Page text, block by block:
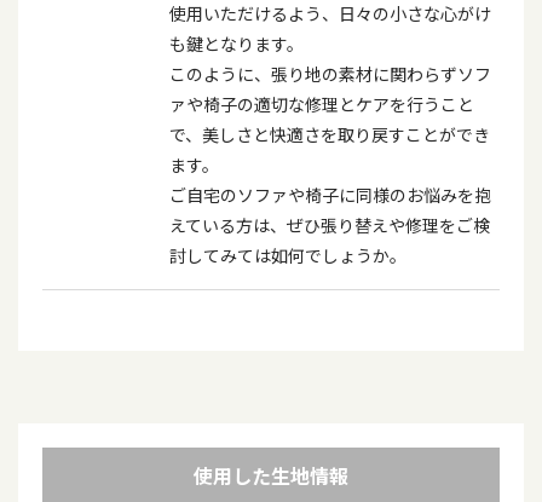
使用いただけるよう、日々の小さな心がけ
も鍵となります。
このように、張り地の素材に関わらずソフ
ァや椅子の適切な修理とケアを行うこと
で、美しさと快適さを取り戻すことができ
ます。
ご自宅のソファや椅子に同様のお悩みを抱
えている方は、ぜひ張り替えや修理をご検
討してみては如何でしょうか。
使用した生地情報